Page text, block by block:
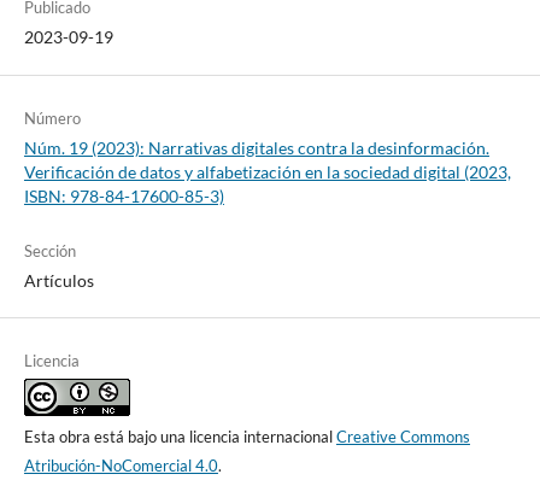
Publicado
2023-09-19
Número
Núm. 19 (2023): Narrativas digitales contra la desinformación.
Verificación de datos y alfabetización en la sociedad digital (2023,
ISBN: 978-84-17600-85-3)
Sección
Artículos
Licencia
Esta obra está bajo una licencia internacionalCreative Commons
Atribución-NoComercial 4.0.